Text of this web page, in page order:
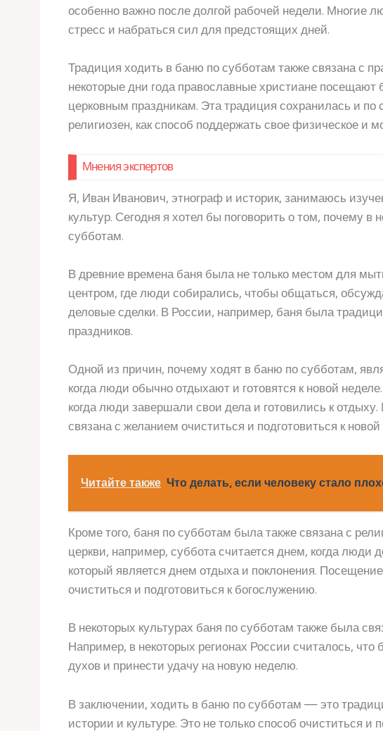
особенно важно после долгой рабочей недели. Многие
стресс и набраться сил для предстоящих дней.
Традиция ходить в баню по субботам также связана с
некоторые дни года православные христиане посещают
церковным праздникам. Эта традиция сохранилась и по
религиозен, как способ поддержать свое физическое и
Мнения экспертов
Я, Иван Иванович, этнограф и историк, занимаюсь
культур. Сегодня я хотел бы поговорить о том, почему в
субботам.
В древние времена баня была не только местом для
центром, где люди собирались, чтобы общаться,
деловые сделки. В России, например, баня была
праздников.
Одной из причин, почему ходят в баню по субботам,
когда люди обычно отдыхают и готовятся к новой
когда люди завершали свои дела и готовились к
связана с желанием очиститься и подготовиться к новой
Читайте также Что делать, если человеку стало
Кроме того, баня по субботам была также связана с
церкви, например, суббота считается днем, когда люди
который является днем отдыха и поклонения.
очиститься и подготовиться к богослужению.
В некоторых культурах баня по субботам также была
Например, в некоторых регионах России считалось, что
духов и принести удачу на новую неделю.
В заключении, ходить в баню по субботам — это
истории и культуре. Это не только способ очиститься и